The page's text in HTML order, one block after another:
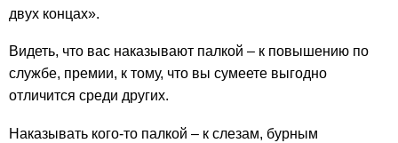
двух концах».
Видеть, что вас наказывают палкой – к повышению по
службе, премии, к тому, что вы сумеете выгодно
отличится среди других.
Наказывать кого-то палкой – к слезам, бурным